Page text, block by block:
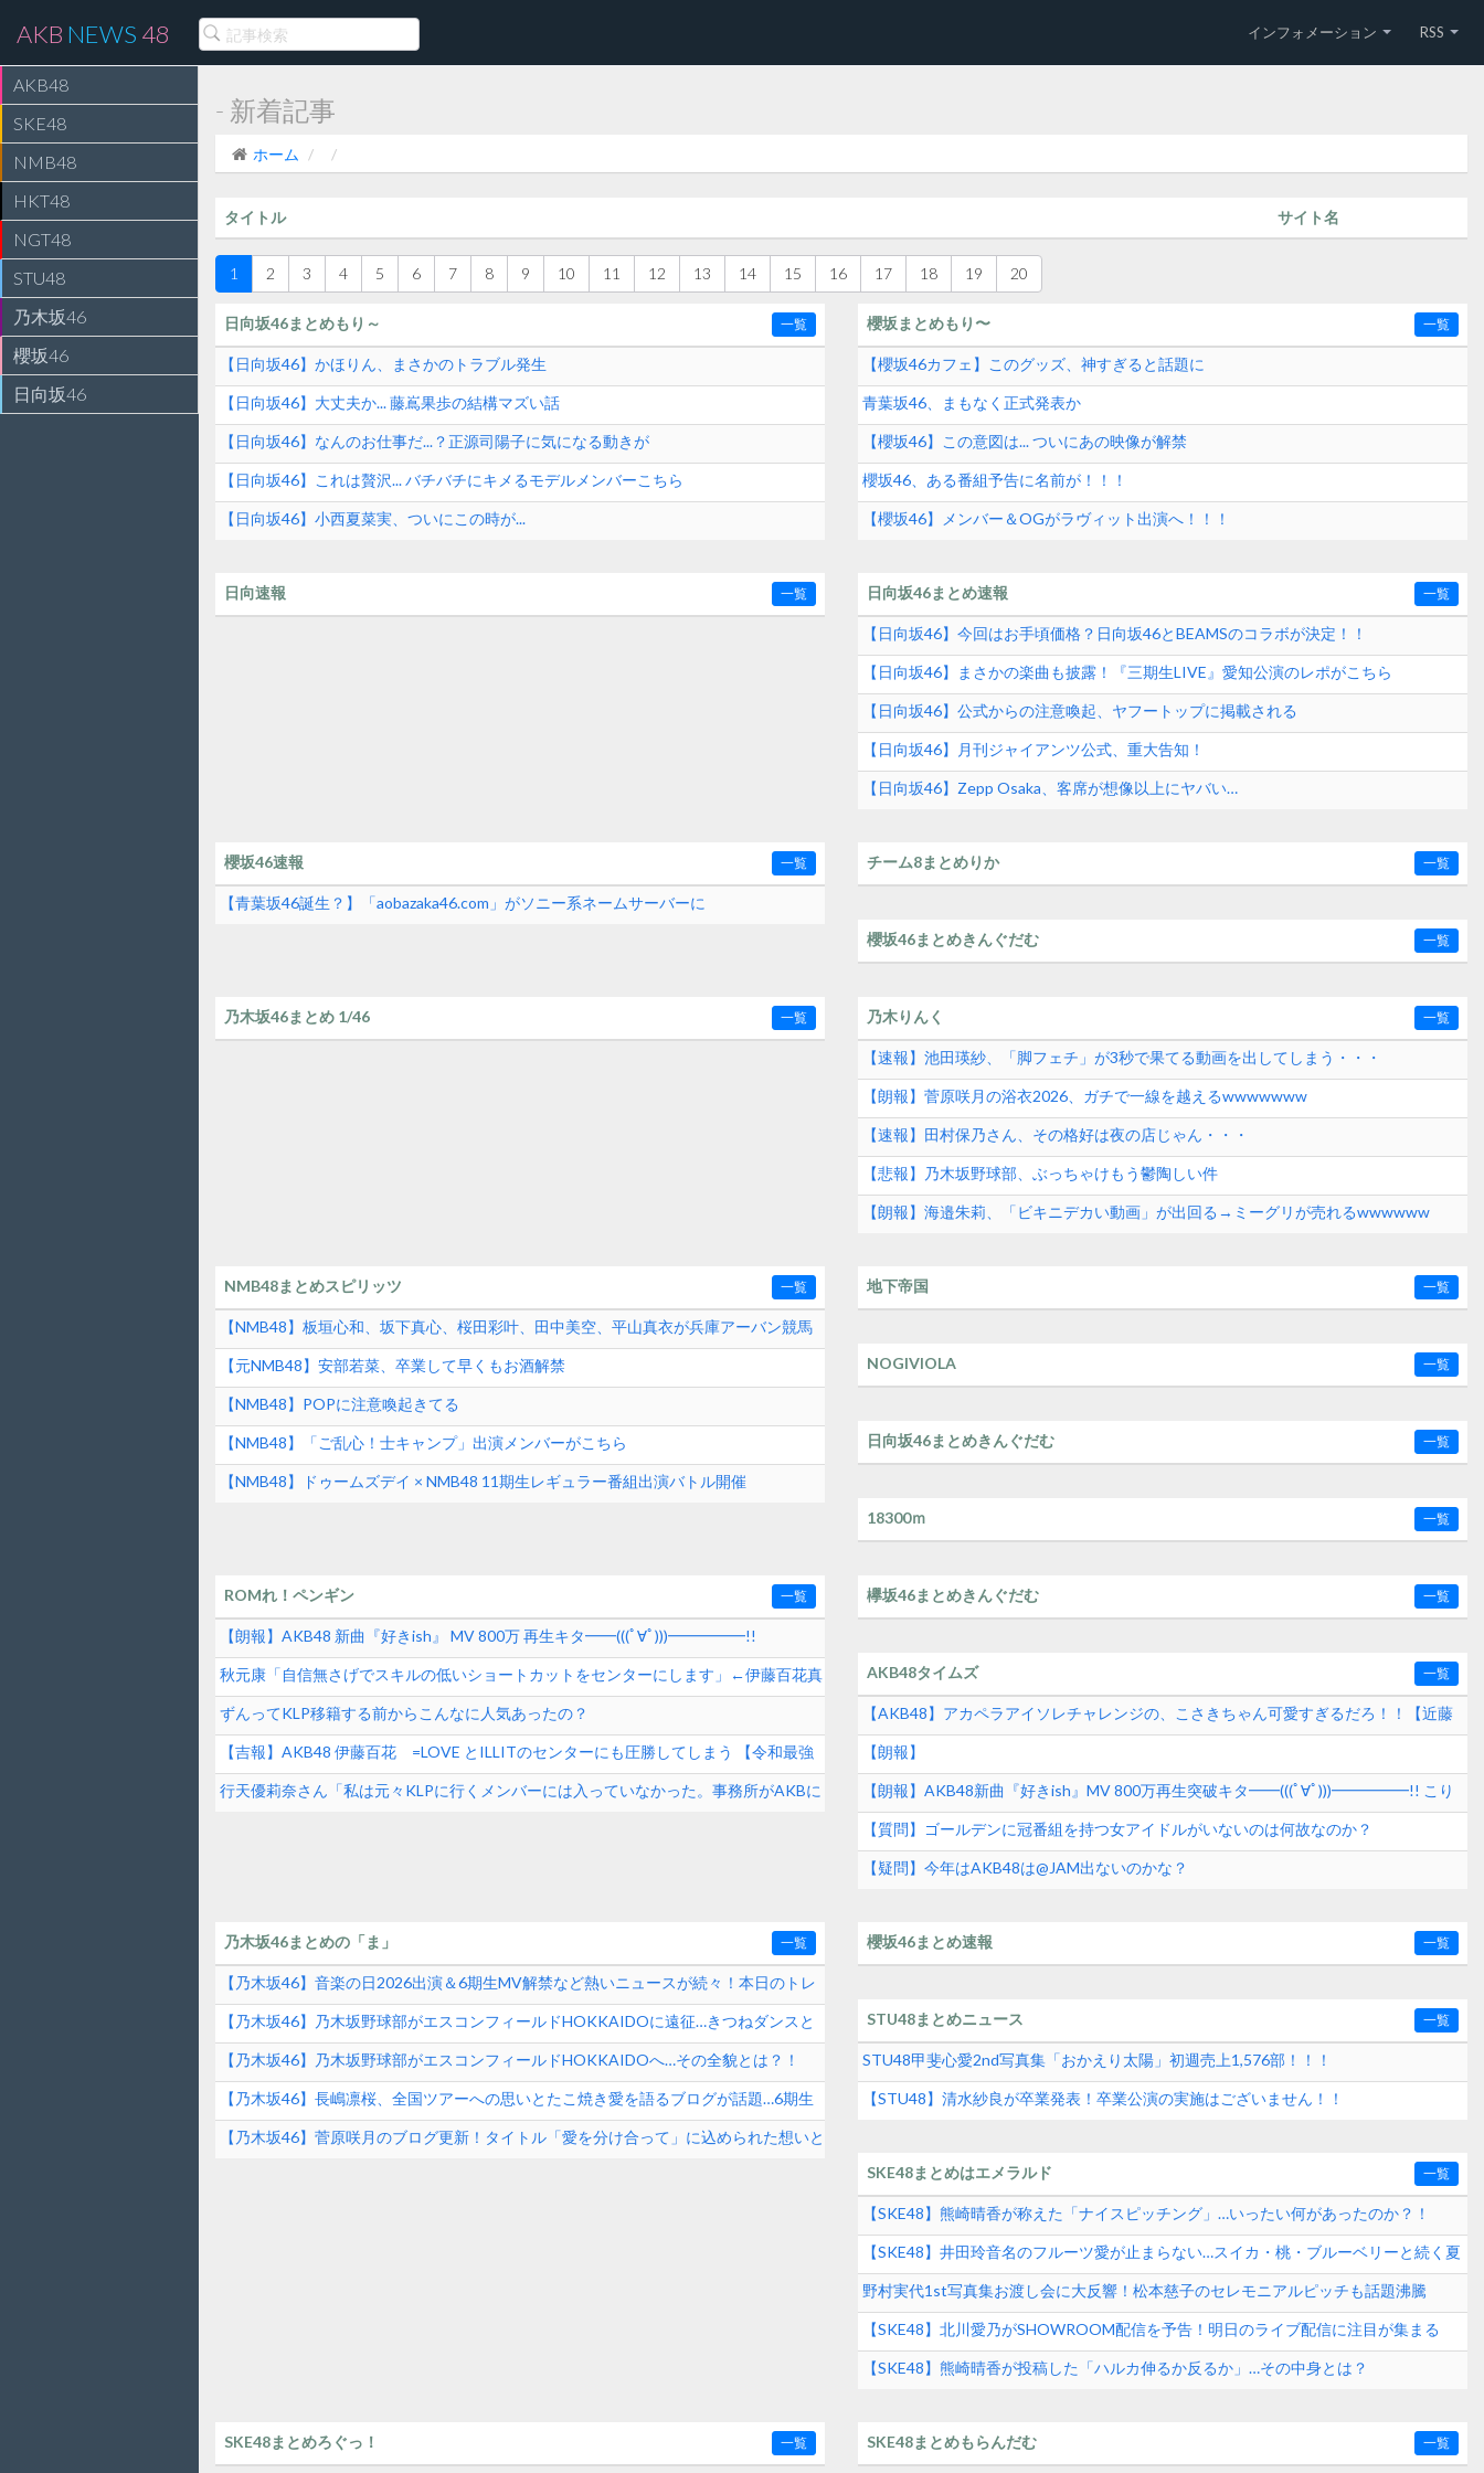
AKB NEWS 48 インフォメーション RSS
AKB48
SKE48
NMB48
HKT48
NGT48
STU48
乃木坂46
櫻坂46
日向坂46
- 新着記事
ホーム
タイトル サイト名
1 2 3 4 5 6 7 8 9 10 11 12 13 14 15 16 17 18 19 20
日向坂46まとめもり～ 一覧
【日向坂46】かほりん、まさかのトラブル発生
【日向坂46】大丈夫か... 藤嶌果歩の結構マズい話
【日向坂46】なんのお仕事だ...？正源司陽子に気になる動きが
【日向坂46】これは贅沢... バチバチにキメるモデルメンバーこちら
【日向坂46】小西夏菜実、ついにこの時が...
櫻坂まとめもり〜 一覧
【櫻坂46カフェ】このグッズ、神すぎると話題に
青葉坂46、まもなく正式発表か
【櫻坂46】この意図は... ついにあの映像が解禁
櫻坂46、ある番組予告に名前が！！！
【櫻坂46】メンバー＆OGがラヴィット出演へ！！！
日向速報 一覧 日向坂46まとめ速報 一覧
【日向坂46】今回はお手頃価格？日向坂46とBEAMSのコラボが決定！！
【日向坂46】まさかの楽曲も披露！『三期生LIVE』愛知公演のレポがこちら
【日向坂46】公式からの注意喚起、ヤフートップに掲載される
【日向坂46】月刊ジャイアンツ公式、重大告知！
【日向坂46】Zepp Osaka、客席が想像以上にヤバい…
櫻坂46速報 一覧
【青葉坂46誕生？】「aobazaka46.com」がソニー系ネームサーバーに
チーム8まとめりか 一覧
櫻坂46まとめきんぐだむ 一覧
乃木坂46まとめ 1/46 一覧 乃木りんく 一覧
【速報】池田瑛紗、「脚フェチ」が3秒で果てる動画を出してしまう・・・
【朗報】菅原咲月の浴衣2026、ガチで一線を越えるwwwwwww
【速報】田村保乃さん、その格好は夜の店じゃん・・・
【悲報】乃木坂野球部、ぶっちゃけもう鬱陶しい件
【朗報】海邉朱莉、「ビキニデカい動画」が出回る→ミーグリが売れるwwwwww
NMB48まとめスピリッツ 一覧
【NMB48】板垣心和、坂下真心、桜田彩叶、田中美空、平山真衣が兵庫アーバン競馬
【HUK】公式YouTube現地配信番組「HUK Campus Live」に出演
【元NMB48】安部若菜、卒業して早くもお酒解禁
【NMB48】POPに注意喚起きてる
【NMB48】「ご乱心！士キャンプ」出演メンバーがこちら
【NMB48】ドゥームズデイ × NMB48 11期生レギュラー番組出演バトル開催
地下帝国 一覧
NOGIVIOLA 一覧
日向坂46まとめきんぐだむ 一覧
18300ｍ 一覧
ROMれ！ペンギン 一覧
【朗報】AKB48 新曲『好きish』 MV 800万 再生キタ━━(((ﾟ∀ﾟ)))━━━━━!!
秋元康「自信無さげでスキルの低いショートカットをセンターにします」←伊藤百花真
逆じゃね？
ずんってKLP移籍する前からこんなに人気あったの？
【吉報】AKB48 伊藤百花 =LOVE とILLITのセンターにも圧勝してしまう 【令和最強
女性アイドル】
行天優莉奈さん「私は元々KLPに行くメンバーには入っていなかった。事務所がAKBに
欅坂46まとめきんぐだむ 一覧
AKB48タイムズ 一覧
【AKB48】アカペラアイソレチャレンジの、こさきちゃん可愛すぎるだろ！！【近藤
沙樹】
【朗報】
【朗報】AKB48新曲『好きish』MV 800万再生突破キタ━━(((ﾟ∀ﾟ)))━━━━━!! こり
ゃ発売前に1000万いきそうだな！【AKB48 68thシングル】
【質問】ゴールデンに冠番組を持つ女アイドルがいないのは何故なのか？
【疑問】今年はAKB48は@JAM出ないのかな？
乃木坂46まとめの「ま」 一覧
【乃木坂46】音楽の日2026出演＆6期生MV解禁など熱いニュースが続々！本日のトレ
ンド速報
【乃木坂46】乃木坂野球部がエスコンフィールドHOKKAIDOに遠征…きつねダンスと
ファーストピッチの裏側とは？！
【乃木坂46】乃木坂野球部がエスコンフィールドHOKKAIDOへ…その全貌とは？！
【乃木坂46】長嶋凛桜、全国ツアーへの思いとたこ焼き愛を語るブログが話題…6期生
の素顔に迫る！
【乃木坂46】菅原咲月のブログ更新！タイトル「愛を分け合って」に込められた想いと
櫻坂46まとめ速報 一覧
STU48まとめニュース 一覧
STU48甲斐心愛2nd写真集「おかえり太陽」初週売上1,576部！！！
【STU48】清水紗良が卒業発表！卒業公演の実施はございません！！
SKE48まとめはエメラルド 一覧
【SKE48】熊崎晴香が称えた「ナイスピッチング」…いったい何があったのか？！
【SKE48】井田玲音名のフルーツ愛が止まらない…スイカ・桃・ブルーベリーと続く夏
グルメの実態とは？
野村実代1st写真集お渡し会に大反響！松本慈子のセレモニアルピッチも話題沸騰
SKE48界隈トレンド速報
【SKE48】北川愛乃がSHOWROOM配信を予告！明日のライブ配信に注目が集まる
【SKE48】熊崎晴香が投稿した「ハルカ伸るか反るか」…その中身とは？
SKE48まとめろぐっ！ 一覧 SKE48まとめもらんだむ 一覧